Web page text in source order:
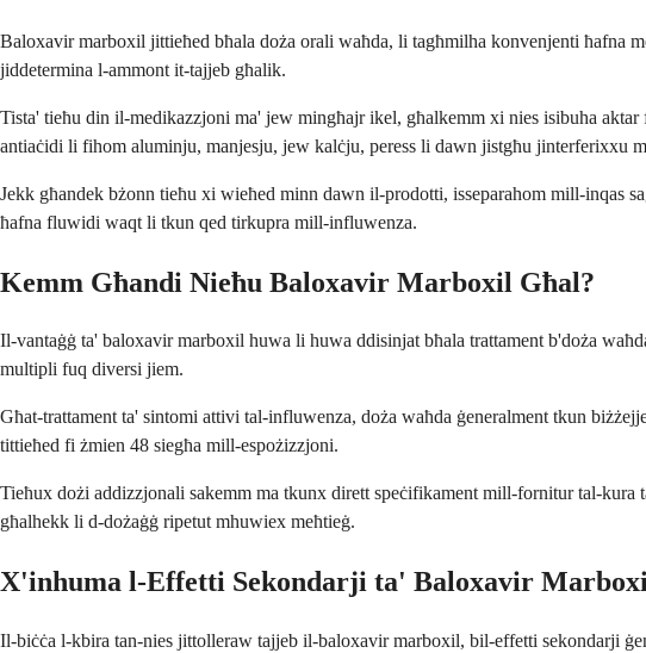
Baloxavir marboxil jittieħed bħala doża orali waħda, li tagħmilha konvenjenti ħafna
jiddetermina l-ammont it-tajjeb għalik.
Tista' tieħu din il-medikazzjoni ma' jew mingħajr ikel, għalkemm xi nies isibuha
antiaċidi li fihom aluminju, manjesju, jew kalċju, peress li dawn jistgħu jinterferixxu
Jekk għandek bżonn tieħu xi wieħed minn dawn il-prodotti, isseparahom mill-
ħafna fluwidi waqt li tkun qed tirkupra mill-influwenza.
Kemm Għandi Nieħu Baloxavir Marboxil Għal?
Il-vantaġġ ta' baloxavir marboxil huwa li huwa ddisinjat bħala trattament b'doża
multipli fuq diversi jiem.
Għat-trattament ta' sintomi attivi tal-influwenza, doża waħda ġeneralment tkun
tittieħed fi żmien 48 siegħa mill-espożizzjoni.
Tieħux dożi addizzjonali sakemm ma tkunx dirett speċifikament mill-fornitur tal-
għalhekk li d-dożaġġ ripetut mhuwiex meħtieġ.
X'inhuma l-Effetti Sekondarji ta' Baloxavir
Il-biċċa l-kbira tan-nies jittolleraw tajjeb il-baloxavir marboxil, bil-effetti sekondarji